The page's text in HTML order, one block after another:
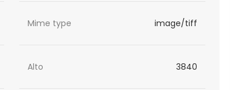
Mime type image/tiff
Alto 3840